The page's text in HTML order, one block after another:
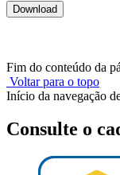
Fim do conteúdo da
Voltar para o topo
Início da navegação
Consulte o